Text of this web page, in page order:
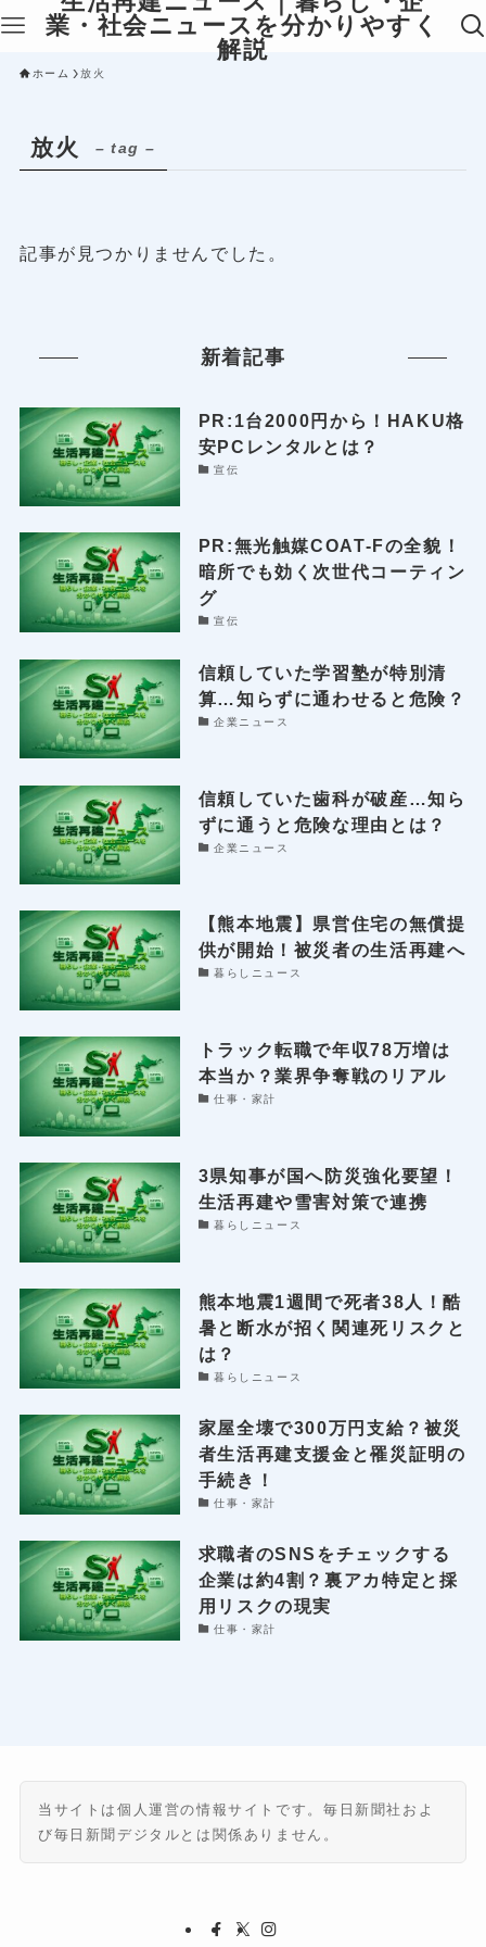
業・社会ニュースを分かりやすく
解説
ホーム 放火
放火 – tag –
記事が見つかりませんでした。
新着記事
PR:1台2000円から！HAKU格
安PCレンタルとは？
宣伝
PR:無光触媒COAT-Fの全貌！
暗所でも効く次世代コーティン
グ
宣伝
信頼していた学習塾が特別清
算…知らずに通わせると危険？
企業ニュース
信頼していた歯科が破産…知ら
ずに通うと危険な理由とは？
企業ニュース
【熊本地震】県営住宅の無償提
供が開始！被災者の生活再建へ
暮らしニュース
トラック転職で年収78万増は
本当か？業界争奪戦のリアル
仕事・家計
3県知事が国へ防災強化要望！
生活再建や雪害対策で連携
暮らしニュース
熊本地震1週間で死者38人！酷
暑と断水が招く関連死リスクと
は？
暮らしニュース
家屋全壊で300万円支給？被災
者生活再建支援金と罹災証明の
手続き！
仕事・家計
求職者のSNSをチェックする
企業は約4割？裏アカ特定と採
用リスクの現実
仕事・家計
当サイトは個人運営の情報サイトです。毎日新聞社およ
び毎日新聞デジタルとは関係ありません。